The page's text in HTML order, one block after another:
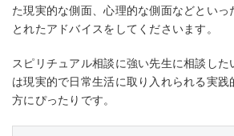
た現実的な側面、心理的な側面などとい
とれたアドバイスをしてくださいます。
スピリチュアル相談に強い先生に相談した
は現実的で日常生活に取り入れられる実践
方にぴったりです。